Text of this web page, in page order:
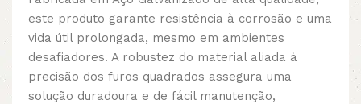
este produto garante resistência à corrosão e uma
vida útil prolongada, mesmo em ambientes
desafiadores. A robustez do material aliada à
precisão dos furos quadrados assegura uma
solução duradoura e de fácil manutenção,